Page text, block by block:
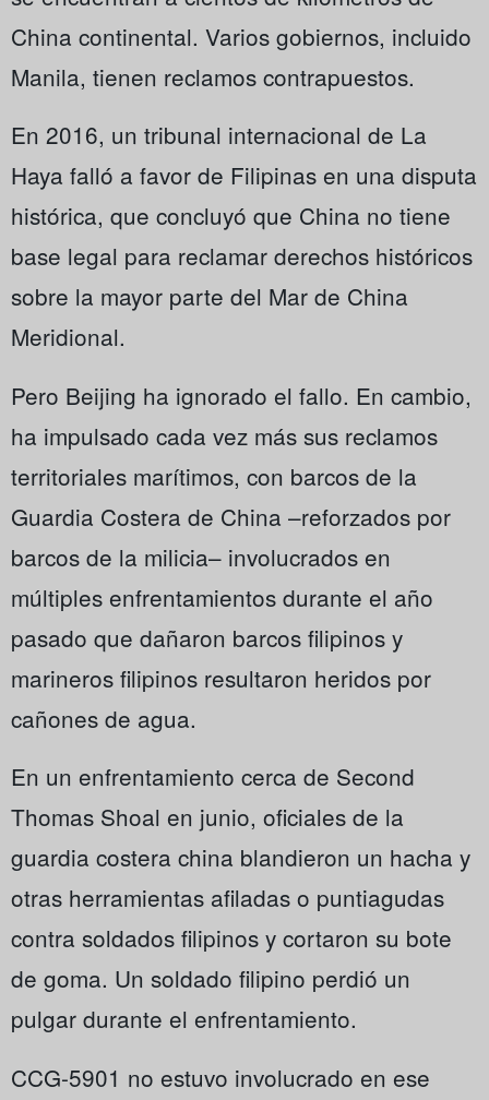
China continental. Varios gobiernos, incluido
Manila, tienen reclamos contrapuestos.
En 2016, un tribunal internacional de La
Haya falló a favor de Filipinas en una disputa
histórica, que concluyó que China no tiene
base legal para reclamar derechos históricos
sobre la mayor parte del Mar de China
Meridional.
Pero Beijing ha ignorado el fallo. En cambio,
ha impulsado cada vez más sus reclamos
territoriales marítimos, con barcos de la
Guardia Costera de China –reforzados por
barcos de la milicia– involucrados en
múltiples enfrentamientos durante el año
pasado que dañaron barcos filipinos y
marineros filipinos resultaron heridos por
cañones de agua.
En un enfrentamiento cerca de Second
Thomas Shoal en junio, oficiales de la
guardia costera china blandieron un hacha y
otras herramientas afiladas o puntiagudas
contra soldados filipinos y cortaron su bote
de goma. Un soldado filipino perdió un
pulgar durante el enfrentamiento.
CCG-5901 no estuvo involucrado en ese